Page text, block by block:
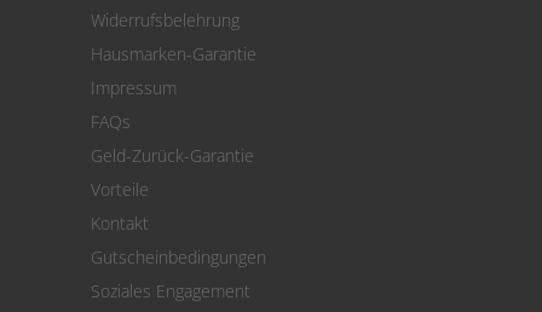
Cookie Einstellungen
Widerrufsbelehrung
Hausmarken-Garantie
Impressum
FAQs
Geld-Zurück-Garantie
Vorteile
Kontakt
Gutscheinbedingungen
Soziales Engagement